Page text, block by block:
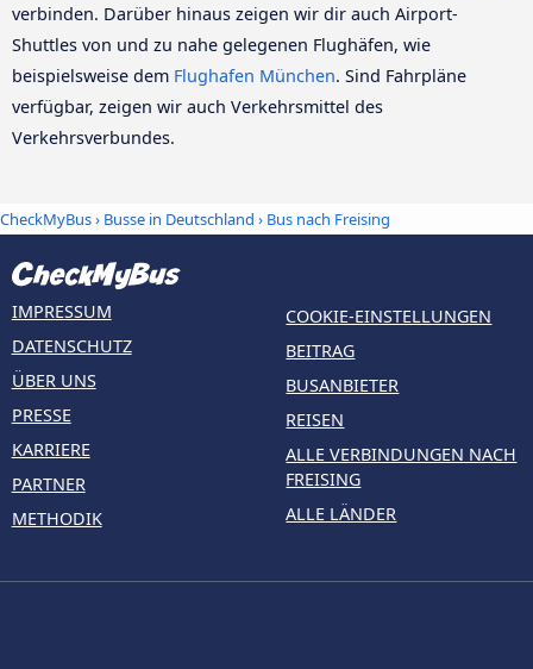
verbinden. Darüber hinaus zeigen wir dir auch Airport-
Shuttles von und zu nahe gelegenen Flughäfen, wie
beispielsweise dem Flughafen München. Sind Fahrpläne
verfügbar, zeigen wir auch Verkehrsmittel des
Verkehrsverbundes.
CheckMyBus› Busse in Deutschland › Bus nach Freising
IMPRESSUM
DATENSCHUTZ
ÜBER UNS
PRESSE
KARRIERE
PARTNER
METHODIK
COOKIE-EINSTELLUNGEN
BEITRAG
BUSANBIETER
REISEN
ALLE VERBINDUNGEN NACH
FREISING
ALLE LÄNDER